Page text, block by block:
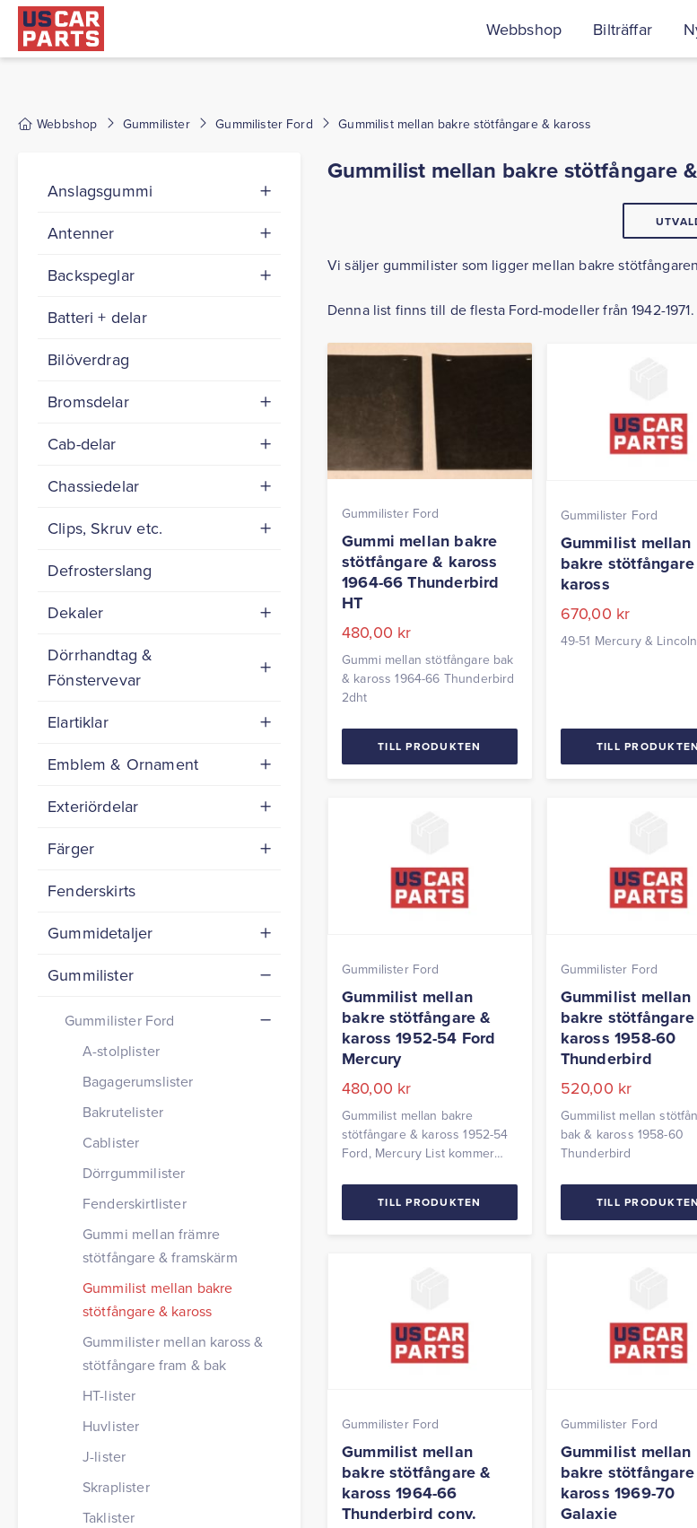
Webbshop Bilträffar
Webbshop Gummilister Gummilister Ford Gummilist mellan bakre stötfångare & kaross
Anslagsgummi
Antenner
Backspeglar
Batteri + delar
Bilöverdrag
Bromsdelar
Cab-delar
Chassiedelar
Clips, Skruv etc.
Defrosterslang
Dekaler
Dörrhandtag &
Fönstervevar
Elartiklar
Emblem & Ornament
Exteriördelar
Färger
Fenderskirts
Gummidetaljer
Gummilister
Gummilister Ford
A-stolplister
Bagagerumslister
Bakrutelister
Cablister
Dörrgummilister
Fenderskirtlister
Gummi mellan främre
stötfångare & framskärm
Gummilist mellan bakre
stötfångare & kaross
Gummilister mellan kaross &
stötfångare fram & bak
HT-lister
Huvlister
J-lister
Skraplister
Taklister
Gummilist mellan bakre stötfångare
Vi säljer gummilister som ligger mellan bakre
Denna list finns till de flesta Ford-modeller från 1942-1971.
Gummilister Ford
Gummi mellan bakre
stötfångare & kaross
1964-66 Thunderbird
HT
480,00 kr
Gummi mellan stötfångare bak
& kaross 1964-66 Thunderbird
2dht
TILL PRODUKTEN
Gummilister Ford
Gummilist mellan
bakre
kaross
670,00 kr
49-51 Mercury & Lincoln
TILL PRODUKTEN
Gummilister Ford
Gummilist mellan
bakre stötfångare &
kaross 1952-54 Ford
Mercury
480,00 kr
Gummilist mellan bakre
stötfångare & kaross 1952-54
Ford, Mercury List kommer
TILL PRODUKTEN
Gummilister Ford
Gummilist mellan
bakre
kaross 1958-60
Thunderbird
520,00 kr
Gummilist mellan
bak & kaross 1958-60
Thunderbird
TILL PRODUKTEN
Gummilister Ford
Gummilist mellan
bakre stötfångare &
kaross 1964-66
Thunderbird conv.
Gummilister Ford
Gummilist mellan
bakre
kaross 1969-70
Galaxie